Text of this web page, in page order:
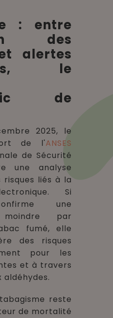
: entre
des
alertes
le
de
2025, le
de l'ANSES
de Sécurité
une analyse
risques liés à la
Si
une
moindre par
fumé, elle
des risques
pour les
et à travers
aldéhydes.
reste
de mortalité